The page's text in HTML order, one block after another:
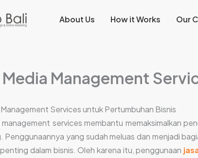
About Us How it Works Our
Management
Services untuk Pertumbuhan Bisnis
services membantu memaksimalkan
Penggunaannya yang sudah meluas dan menjadi
dalam bisnis. Oleh karena itu, penggunaan